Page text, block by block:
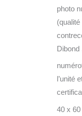
photo
Dibond
l’unité
40 x